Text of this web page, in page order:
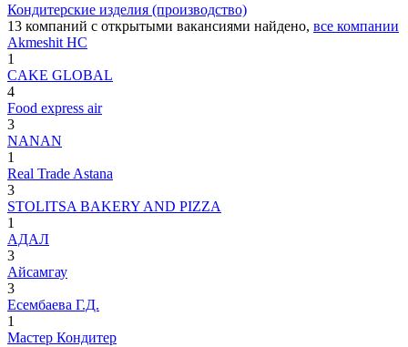
Кондитерские изделия (производство)
13 компаний с открытыми вакансиями найдено, все компании
Akmeshit HC
1
CAKE GLOBAL
4
Food express air
3
NANAN
1
Real Trade Astana
3
STOLITSA BAKERY AND PIZZA
1
АДАЛ
3
Айсамгау
3
Есембаева Г.Д.
1
Мастер Кондитер